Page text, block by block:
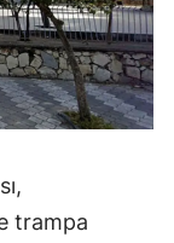
trampa